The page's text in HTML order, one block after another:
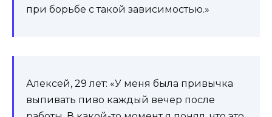
при борьбе с такой зависимостью.»
Алексей, 29 лет: «У меня была привычка
выпивать пиво каждый вечер после